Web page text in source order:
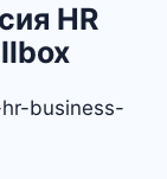
HR
business-